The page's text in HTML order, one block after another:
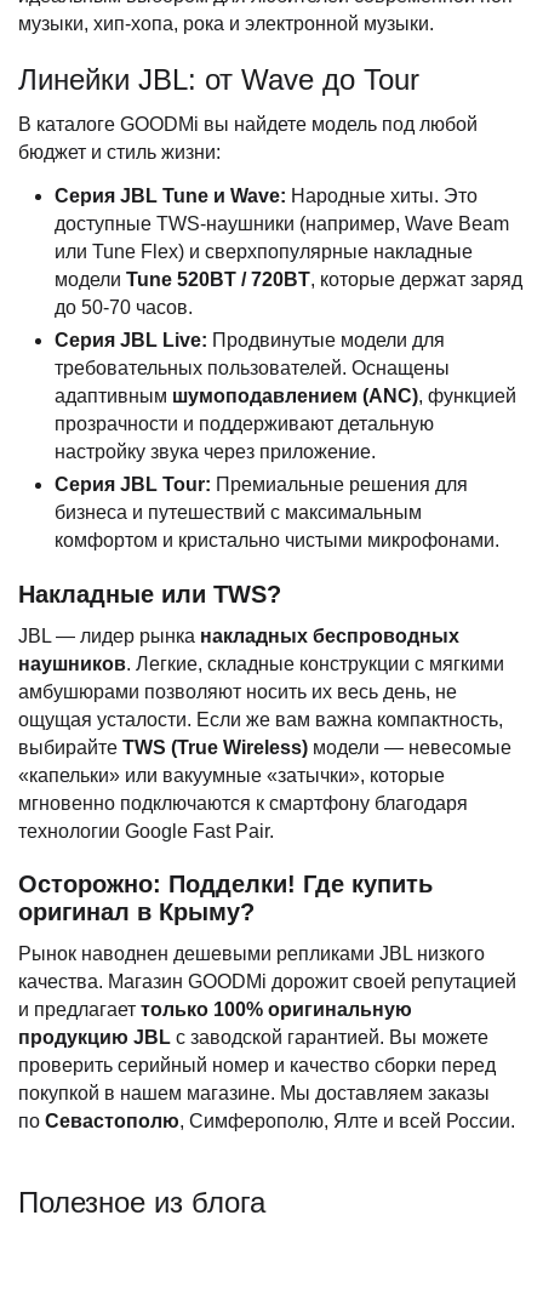
музыки, хип-хопа, рока и электронной музыки.
Линейки JBL: от Wave до Tour
В каталоге GOODMi вы найдете модель под любой
бюджет и стиль жизни:
Серия JBL Tune и Wave: Народные хиты. Это
доступные TWS-наушники (например, Wave Beam
или Tune Flex) и сверхпопулярные накладные
модели Tune 520BT / 720BT, которые держат заряд
до 50-70 часов.
Серия JBL Live: Продвинутые модели для
требовательных пользователей. Оснащены
адаптивным шумоподавлением (ANC), функцией
прозрачности и поддерживают детальную
настройку звука через приложение.
Серия JBL Tour: Премиальные решения для
бизнеса и путешествий с максимальным
комфортом и кристально чистыми микрофонами.
Накладные или TWS?
JBL — лидер рынка накладных беспроводных
наушников. Легкие, складные конструкции с мягкими
амбушюрами позволяют носить их весь день, не
ощущая усталости. Если же вам важна компактность,
выбирайте TWS (True Wireless) модели — невесомые
«капельки» или вакуумные «затычки», которые
мгновенно подключаются к смартфону благодаря
технологии Google Fast Pair.
Осторожно: Подделки! Где купить
оригинал в Крыму?
Рынок наводнен дешевыми репликами JBL низкого
качества. Магазин GOODMi дорожит своей репутацией
и предлагает только 100% оригинальную
продукцию JBL с заводской гарантией. Вы можете
проверить серийный номер и качество сборки перед
покупкой в нашем магазине. Мы доставляем заказы
по Севастополю, Симферополю, Ялте и всей России.
Полезное из блога